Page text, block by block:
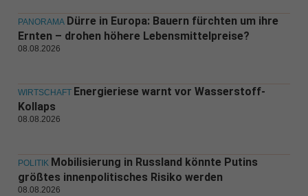
PANORAMA Dürre in Europa: Bauern fürchten um ihre
Ernten – drohen höhere Lebensmittelpreise?
08.08.2026
WIRTSCHAFT Energieriese warnt vor Wasserstoff-
Kollaps
08.08.2026
POLITIK Mobilisierung in Russland könnte Putins
größtes innenpolitisches Risiko werden
08.08.2026